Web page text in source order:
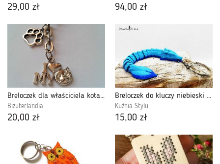
29,00 zł 94,00 zł
Breloczek dla właściciela kota :)
Biżuterlandia
20,00 zł
Breloczek do kluczy niebieski smok
Kuźnia Stylu
15,00 zł